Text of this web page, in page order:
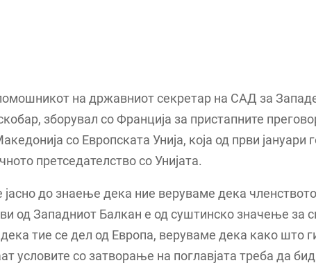
на државниот секретар на САД за
зборувал со Франција за пристапните
со Европската Унија, која од први јануари
претседателство со Унијата.
јасно до знаење дека ние веруваме дека
од Западниот Балкан е од суштинско значење за
тие се дел од Европа, веруваме дека како што
условите со затворање на поглавјата треба да